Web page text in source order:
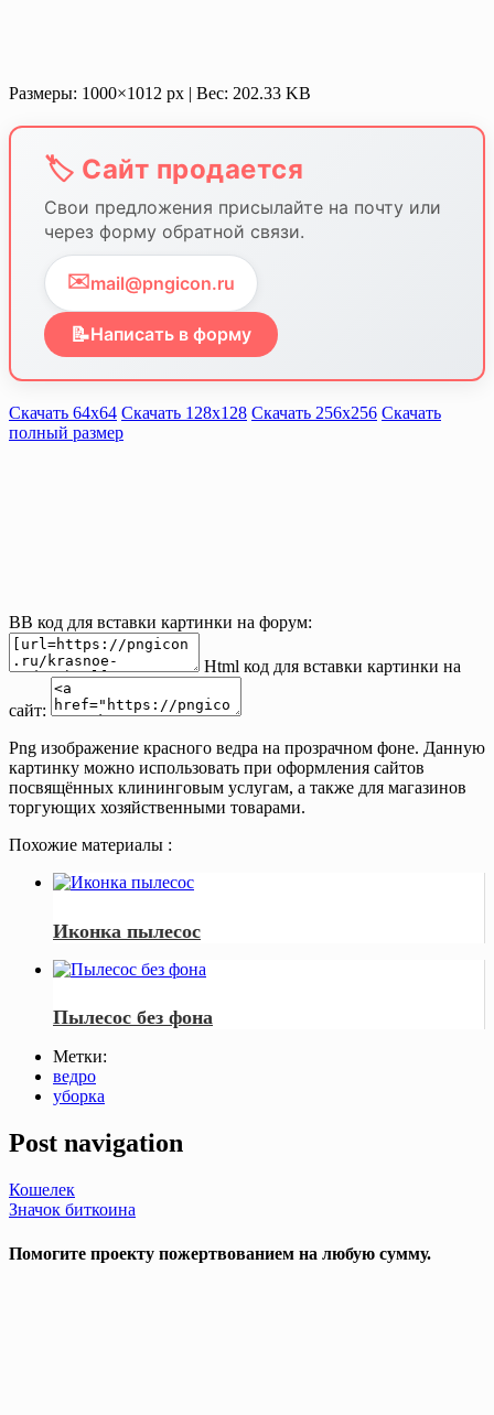
Размеры: 1000×1012 px | Вес: 202.33 KB
🏷️ Сайт продается
Свои предложения присылайте на почту или
через форму обратной связи.
✉️mail@pngicon.ru
📝Написать в форму
Скачать 64х64 Скачать 128х128 Скачать 256х256 Скачать
полный размер
BB код для вставки картинки на форум:
Html код для вставки картинки на
сайт:
Png изображение красного ведра на прозрачном фоне. Данную
картинку можно использовать при оформления сайтов
посвящённых клининговым услугам, а также для магазинов
торгующих хозяйственными товарами.
Похожие материалы :
Иконка пылесос
Пылесос без фона
Метки:
ведро
уборка
Post navigation
Кошелек
Значок биткоина
Помогите проекту пожертвованием на любую сумму.